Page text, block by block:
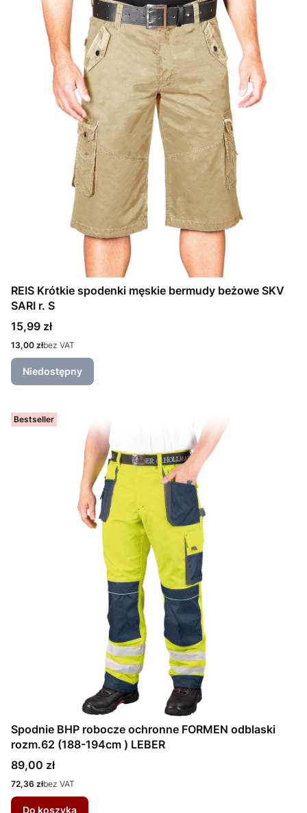
REIS Krótkie spodenki męskie bermudy beżowe SKV
SARI r. S
Cena
15,99 zł
Cena
13,00 złbez VAT
Niedostępny
Bestseller
Spodnie BHP robocze ochronne FORMEN odblaski
rozm.62 (188-194cm ) LEBER
Cena
89,00 zł
Cena
72,36 złbez VAT
Do koszyka